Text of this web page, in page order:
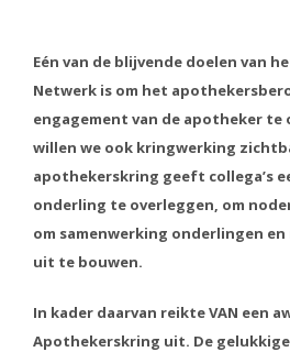
Eén van de blijvende doelen van
Netwerk is om het
engagement van de apotheker te
willen we ook kringwerking
apothekerskring geeft collega’s
onderling te overleggen, om
om samenwerking onderlingen
uit te bouwen.
In kader daarvan reikte VAN een
Apothekerskring uit. De